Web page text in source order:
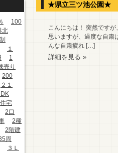
100
北
１
1
売り
200
２１
DK
宅
2口
2種
2階建
周
３Ｌ
★県立三ツ池公園★
こんにちは！ 突然です
思いますが、過度な自粛
んな自粛疲れ […]
詳細を見る »